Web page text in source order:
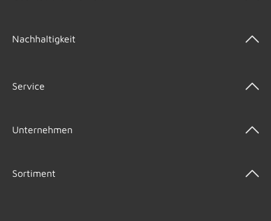
Nachhaltigkeit
Service
Unternehmen
Sortiment